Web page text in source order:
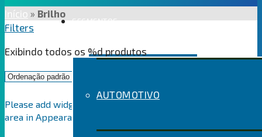
SEGMENTOS
AUTOMOTIVO
Início » Brilho
Filters
Exibindo todos os %d produtos
Please add widgets to the WooCommerce Filters widget
area in Appearance > Widgets